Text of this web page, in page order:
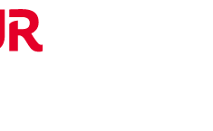
OFERTE DE NERATAT